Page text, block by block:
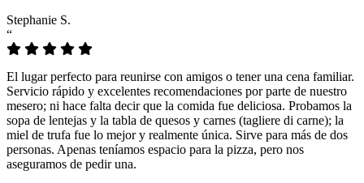
Stephanie S.
“
El lugar perfecto para reunirse con amigos o tener una cena familiar.
Servicio rápido y excelentes recomendaciones por parte de nuestro
mesero; ni hace falta decir que la comida fue deliciosa. Probamos la
sopa de lentejas y la tabla de quesos y carnes (tagliere di carne); la
miel de trufa fue lo mejor y realmente única. Sirve para más de dos
personas. Apenas teníamos espacio para la pizza, pero nos
aseguramos de pedir una.